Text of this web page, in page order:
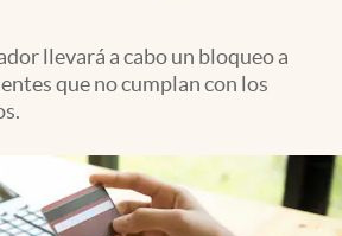
llevará a cabo un bloqueo a
que no cumplan con los